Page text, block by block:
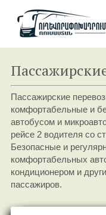
Пассажирские
комфортабельные и
автобусом и
рейсе 2 водителя со
Безопасные и
комфортабельных
кондиционером и
пассажиров.